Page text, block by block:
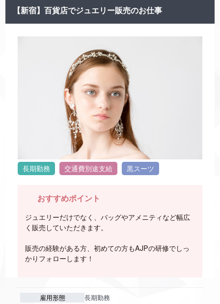
【新宿】百貨店でジュエリー販売のお仕事
長期勤務 交通費別途支給 黒スーツ
おすすめポイント
ジュエリーだけでなく、バッグやアメニティなど幅広
く販売していただきます。
販売の経験がある方、初めての方もAJPの研修でしっ
かりフォローします！
雇用形態 長期勤務